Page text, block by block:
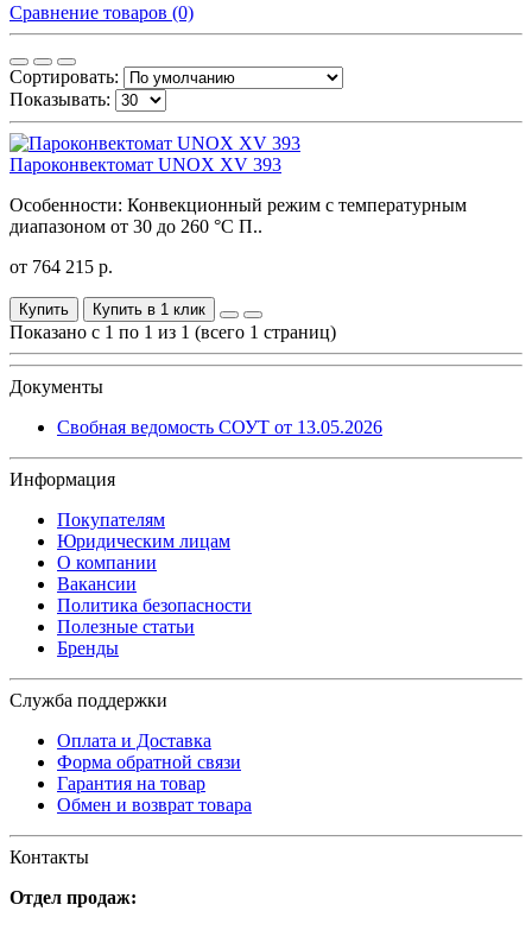
Сравнение товаров (0)
Сортировать:
Показывать:
Пароконвектомат UNOX XV 393
Особенности: Конвекционный режим с температурным
диапазоном от 30 до 260 °C П..
от 764 215 р.
Купить Купить в 1 клик
Показано с 1 по 1 из 1 (всего 1 страниц)
Документы
Свобная ведомость СОУТ от 13.05.2026
Информация
Покупателям
Юридическим лицам
О компании
Вакансии
Политика безопасности
Полезные статьи
Бренды
Служба поддержки
Оплата и Доставка
Форма обратной связи
Гарантия на товар
Обмен и возврат товара
Контакты
Отдел продаж: